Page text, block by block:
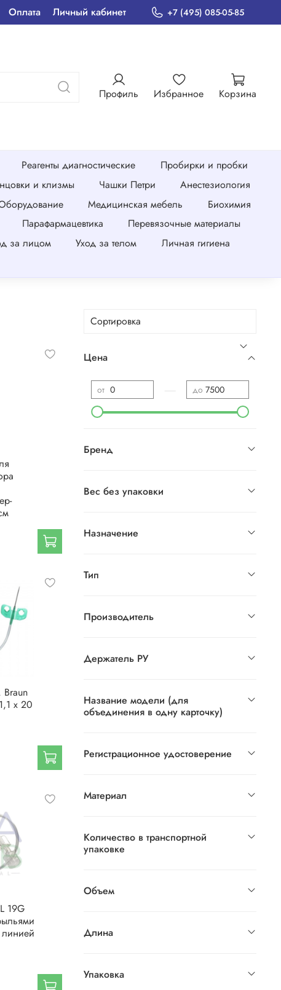
Оплата Личный кабинет +7 (495) 085-05-85
Профиль Избранное Корзина
Реагенты диагностические
Пробирки и пробки
и клизмы Чашки Петри
Анестезиология
Медицинская мебель
Биохимия
Парафармацевтика
Перевязочные материалы
за лицом Уход за телом
Личная гигиена
Braun
х 20
19G
Цена
от до
Бренд
Вес без упаковки
Назначение
Тип
Производитель
Держатель РУ
Название модели (для
объединения в одну карточку)
Регистрационное удостоверение
Материал
Количество в транспортной
упаковке
Объем
Длина
Упаковка